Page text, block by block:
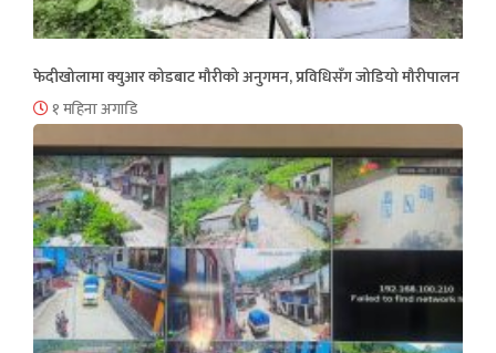
फेदीखोलामा क्युआर कोडबाट मौरीको अनुगमन, प्रविधिसँग जोडियो मौरीपालन
१ महिना अगाडि